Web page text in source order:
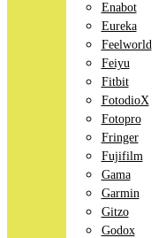
Enabot
Eureka
Feelworld
Feiyu
Fitbit
FotodioX
Fotopro
Fringer
Fujifilm
Gama
Garmin
Gitzo
Godox